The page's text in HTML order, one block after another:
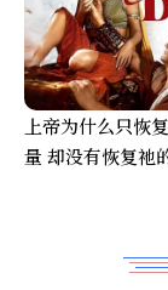
上帝为什么只恢
量 却没有恢复祂